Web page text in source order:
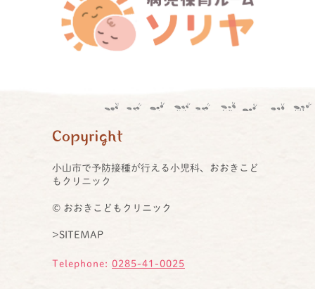
Copyright
小山市で予防接種が行える小児科、おおきこど
もクリニック
© おおきこどもクリニック
>SITEMAP
Telephone: 0285-41-0025